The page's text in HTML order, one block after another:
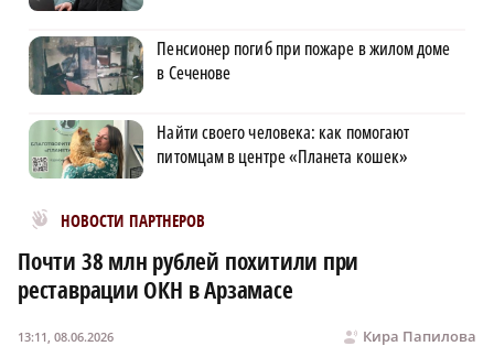
Пенсионер погиб при пожаре в жилом доме
в Сеченове
Найти своего человека: как помогают
питомцам в центре «Планета кошек»
НОВОСТИ ПАРТНЕРОВ
Новости МирТесен
Почти 38 млн рублей похитили при
реставрации ОКН в Арзамасе
Кира Папилова
13:11, 08.06.2026